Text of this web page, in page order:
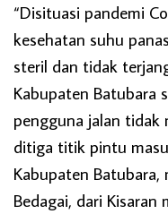
“Disituasi pandemi
kesehatan suhu
steril dan tidak
Kabupaten Batubara
pengguna jalan tidak
ditiga titik pintu
Kabupaten Batubara,
Bedagai, dari Kisaran